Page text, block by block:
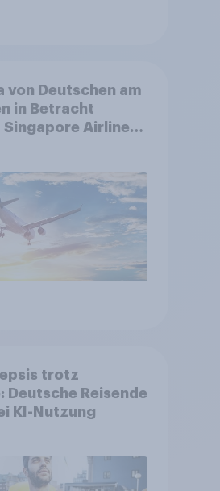
von Deutschen am
in Betracht
Singapore Airlines
trotz
Deutsche Reisende
KI-Nutzung